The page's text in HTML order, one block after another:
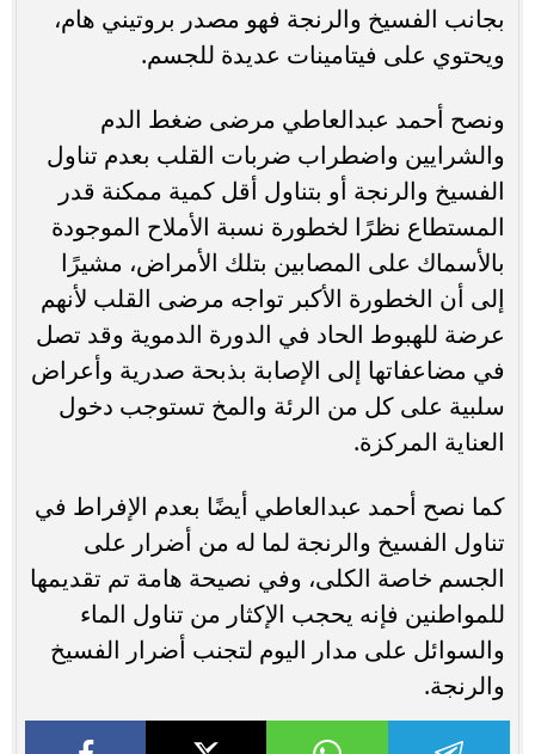
بجانب الفسيخ والرنجة فهو مصدر بروتيني هام،
ويحتوي على فيتامينات عديدة للجسم.
ونصح أحمد عبدالعاطي مرضى ضغط الدم
والشرايين واضطراب ضربات القلب بعدم تناول
الفسيخ والرنجة أو بتناول أقل كمية ممكنة قدر
المستطاع نظرًا لخطورة نسبة الأملاح الموجودة
بالأسماك على المصابين بتلك الأمراض، مشيرًا
إلى أن الخطورة الأكبر تواجه مرضى القلب لأنهم
عرضة للهبوط الحاد في الدورة الدموية وقد تصل
في مضاعفاتها إلى الإصابة بذبحة صدرية وأعراض
سلبية على كل من الرئة والمخ تستوجب دخول
العناية المركزة.
كما نصح أحمد عبدالعاطي أيضًا بعدم الإفراط في
تناول الفسيخ والرنجة لما له من أضرار على
الجسم خاصة الكلى، وفي نصيحة هامة تم تقديمها
للمواطنين فإنه يحجب الإكثار من تناول الماء
والسوائل على مدار اليوم لتجنب أضرار الفسيخ
والرنجة.